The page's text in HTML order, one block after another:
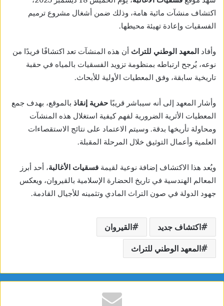
اكتشاف منشآت مائية هامة، وذلك ضمن أشغال مشروع ترميم
الفسقيات وإعادة تهيئة محيطها.
وأفاد المعهد الوطني للتراث أن هذه المنشآت تعد اكتشافًا فريدًا من
نوعه، يُرجح ارتباطه بمنظومة تزويد الفسقيات بالمياه في حقبة
تاريخية سابقة، وفق المعطيات الأولية للأبحاث.
وأشار المعهد إلى أنه سيباشر قريبًا حفرية إنقاذ بالموقع، بهدف جمع
المعطيات الأثرية الضرورية لفهم كيفية استغلال هذه المنشآت
ومحاولة تأريخها بدقة. وسيتم الاعتماد على نتائج الاستقصاءات
العلمية وأعمال التوثيق خلال المرحلة المقبلة.
ويُعد هذا الاكتشاف إضافة نوعية لقيمة فسقيات الأغالبة، أحد أبرز
المعالم الهندسية في تاريخ الحضارة الإسلامية بالقيروان، ويعكس
جهود الدولة في صون التراث المادي وتثمينه للأجيال القادمة.
اكتشاف جديد القيروان
المعهد الوطني للتراث